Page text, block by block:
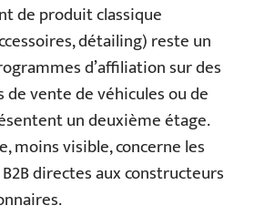
de produit classique
détailing) reste un
d’affiliation sur des
vente de véhicules ou de
un deuxième étage.
moins visible, concerne les
directes aux constructeurs